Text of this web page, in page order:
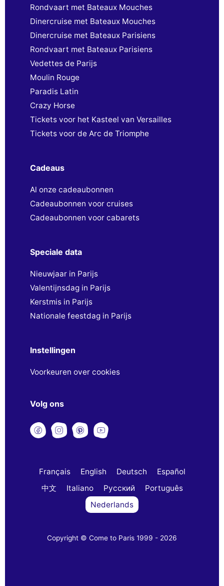
Rondvaart met Bateaux Mouches
Dinercruise met Bateaux Mouches
Dinercruise met Bateaux Parisiens
Rondvaart met Bateaux Parisiens
Vedettes de Parijs
Moulin Rouge
Paradis Latin
Crazy Horse
Tickets voor het Kasteel van Versailles
Tickets voor de Arc de Triomphe
Cadeaus
Al onze cadeaubonnen
Cadeaubonnen voor cruises
Cadeaubonnen voor cabarets
Speciale data
Nieuwjaar in Parijs
Valentijnsdag in Parijs
Kerstmis in Parijs
Nationale feestdag in Parijs
Instellingen
Voorkeuren over cookies
Volg ons
Français English Deutsch
Español
中文
Italiano Русский
Português
Nederlands
Copyright © Come to Paris 1999 - 2026